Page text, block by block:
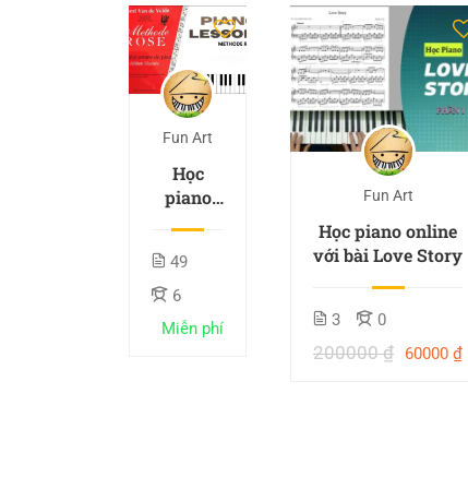
Fun Art
Học
piano
trình
Methode
Rose
49
6
Miễn phí
Fun Art
Học piano online
với bài Love Story
3 0
200000 ₫ 60000 ₫